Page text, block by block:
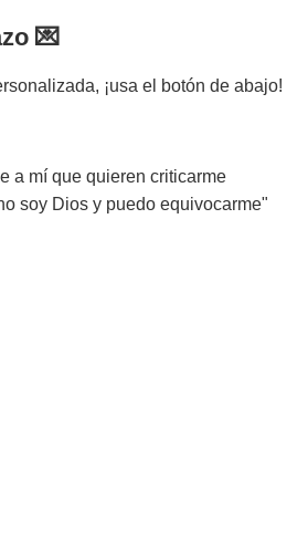
💌
¡usa el botón de abajo!
a mí que quieren criticarme
soy Dios y puedo equivocarme"